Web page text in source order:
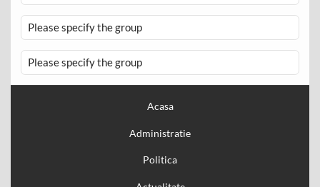
Please specify the group
Please specify the group
Acasa
Administratie
Politica